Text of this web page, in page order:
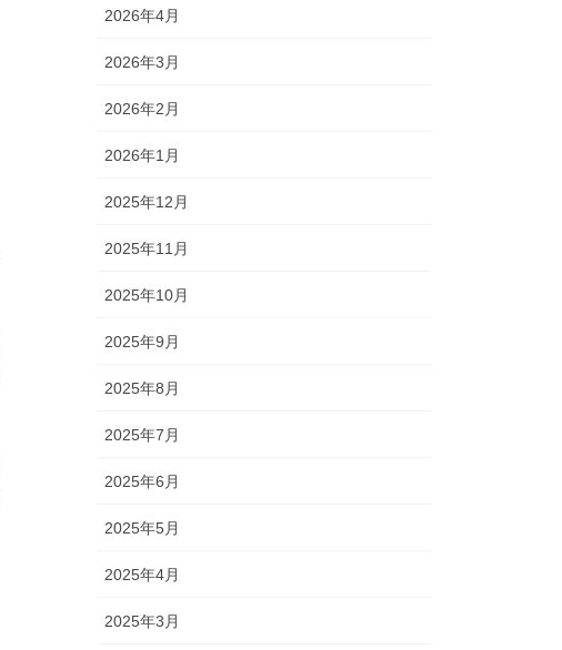
2026年4月
2026年3月
2026年2月
2026年1月
2025年12月
2025年11月
2025年10月
2025年9月
2025年8月
2025年7月
2025年6月
2025年5月
2025年4月
2025年3月